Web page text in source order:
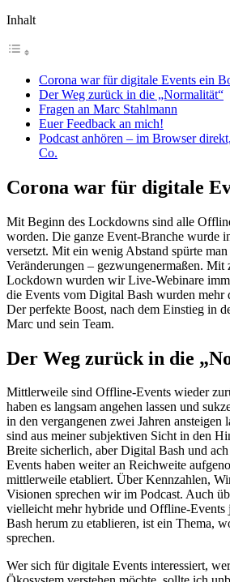
Inhalt
Corona war für digitale Events ein
Der Weg zurück in die „Normalität“
Fragen an Marc Stahlmann
Euer Feedback an mich!
Podcast anhören – im Browser
Co.
Corona war für digitale
Mit Beginn des Lockdowns sind alle
worden. Die ganze Event-Branche wurde
versetzt. Mit ein wenig Abstand spürte
Veränderungen – gezwungenermaßen. Mit
Lockdown wurden wir Live-Webinare
die Events vom Digital Bash wurden mehr
Der perfekte Boost, nach dem Einstieg in
Marc und sein Team.
Der Weg zurück in die
Mittlerweile sind Offline-Events wieder
haben es langsam angehen lassen und
in den vergangenen zwei Jahren ansteigen
sind aus meiner subjektiven Sicht in den
Breite sicherlich, aber Digital Bash und
Events haben weiter an Reichweite
mittlerweile etabliert. Über Kennzahlen,
Visionen sprechen wir im Podcast. Auch
vielleicht mehr hybride und Offline-Events
Bash herum zu etablieren, ist ein Thema,
sprechen.
Wer sich für digitale Events interessiert,